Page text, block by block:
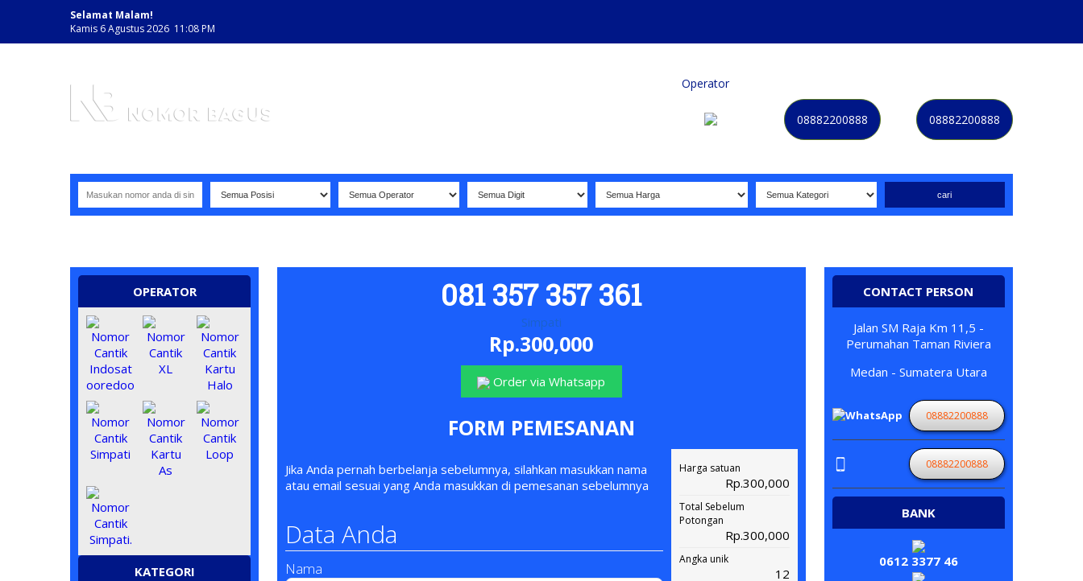
Selamat Malam!
Kamis 6 Agustus 2026 11:08 PM
Operator
08882200888 08882200888
OPERATOR
KATEGORI
081 357 357 361
Simpati
Rp.300,000
Order via Whatsapp
FORM PEMESANAN
Jika Anda pernah berbelanja sebelumnya, silahkan masukkan nama
atau email sesuai yang Anda masukkan di pemesanan sebelumnya
Data Anda
Nama
Harga satuan
Rp.300,000
Total Sebelum
Potongan
Rp.300,000
Angka unik
12
CONTACT PERSON
Jalan SM Raja Km 11,5 -
Perumahan Taman Riviera
Medan - Sumatera Utara
08882200888
08882200888
BANK
0612 3377 46